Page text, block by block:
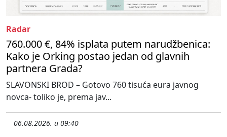
Radar
760.000 €, 84% isplata putem narudžbenica:
Kako je Orking postao jedan od glavnih
partnera Grada?
SLAVONSKI BROD – Gotovo 760 tisuća eura javnog
novca- toliko je, prema jav...
06.08.2026. u 09:40